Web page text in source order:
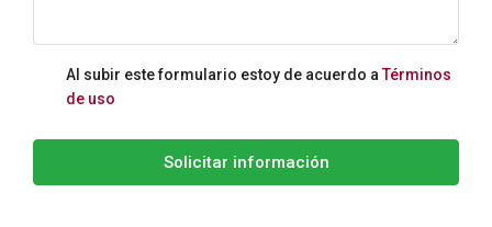
Al subir este formulario estoy de acuerdo aTérminos
de uso
Solicitar información